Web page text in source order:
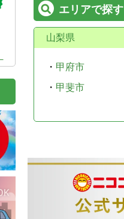
エリアで探す
山梨県
・ 甲府市
・ 甲斐市